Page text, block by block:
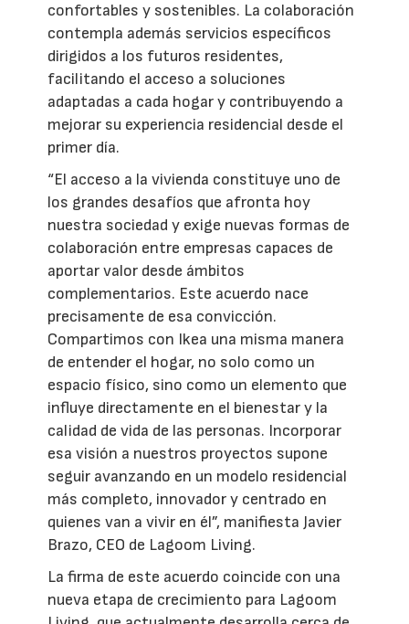
confortables y sostenibles. La colaboración
contempla además servicios específicos
dirigidos a los futuros residentes,
facilitando el acceso a soluciones
adaptadas a cada hogar y contribuyendo a
mejorar su experiencia residencial desde el
primer día.
“El acceso a la vivienda constituye uno de
los grandes desafíos que afronta hoy
nuestra sociedad y exige nuevas formas de
colaboración entre empresas capaces de
aportar valor desde ámbitos
complementarios. Este acuerdo nace
precisamente de esa convicción.
Compartimos con Ikea una misma manera
de entender el hogar, no solo como un
espacio físico, sino como un elemento que
influye directamente en el bienestar y la
calidad de vida de las personas. Incorporar
esa visión a nuestros proyectos supone
seguir avanzando en un modelo residencial
más completo, innovador y centrado en
quienes van a vivir en él”, manifiesta Javier
Brazo, CEO de Lagoom Living.
La firma de este acuerdo coincide con una
nueva etapa de crecimiento para Lagoom